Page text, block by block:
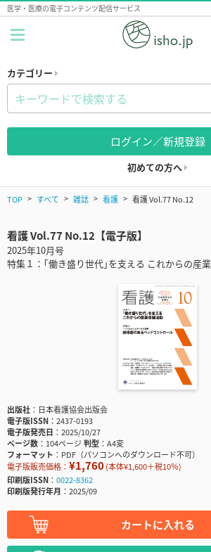
医学・医療の電子コンテンツ配信サービス
カテゴリー
ログイン／新規登録
初めての方へ
TOP すべて 雑誌 看護 看護 Vol.77 No.12
看護 Vol.77 No.12【電子版】
2025年10月号
特集１：｢働き盛り世代｣を支える これからの産
出版社
日本看護協会出版会
電子版ISSN
2437-0193
電子版発売日
2025/10/27
ページ数
104ページ判型
A4変
フォーマット
PDF（パソコンへのダウンロード不可）
電子版販売価格： ¥1,760(本体¥1,600＋税10％)
印刷版ISSN
0022-8362
印刷版発行年月
2025/09
カートに入れる